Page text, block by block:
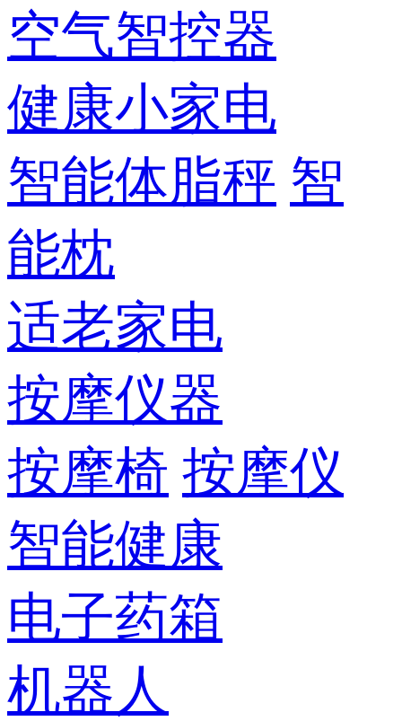
空气智控器
健康小家电
智能体脂秤 智
能枕
适老家电
按摩仪器
按摩椅 按摩仪
智能健康
电子药箱
机器人